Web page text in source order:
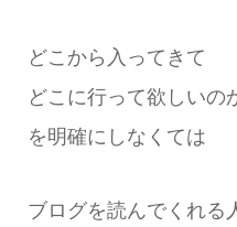
どこから入ってきて
どこに行って欲しいの
を明確にしなくては
ブログを読んでくれる